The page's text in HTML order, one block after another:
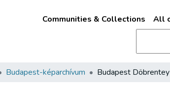
Communities & Collections All
Budapest-képarchívum